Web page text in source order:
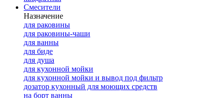
Смесители
Назначение
для раковины
для раковины-чаши
для ванны
для биде
для душа
для кухонной мойки
для кухонной мойки и вывод под фильтр
дозатор кухонный для моющих средств
на борт ванны